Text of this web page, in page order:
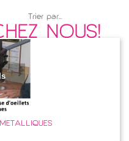
NOUS!
Trier par...